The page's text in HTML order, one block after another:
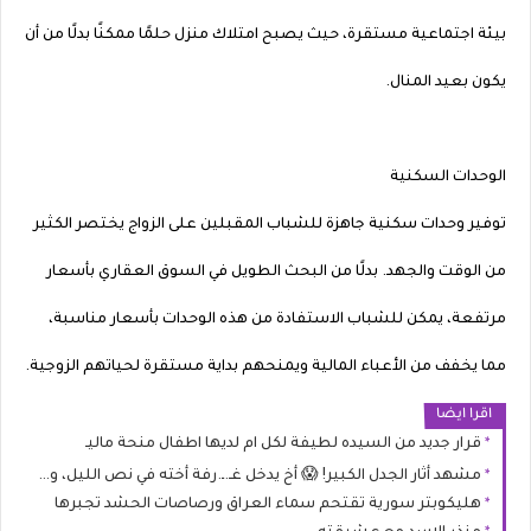
بيئة اجتماعية مستقرة، حيث يصبح امتلاك منزل حلمًا ممكنًا بدلًا من أن
يكون بعيد المنال.
الوحدات السكنية
توفير وحدات سكنية جاهزة للشباب المقبلين على الزواج يختصر الكثير
من الوقت والجهد. بدلًا من البحث الطويل في السوق العقاري بأسعار
مرتفعة، يمكن للشباب الاستفادة من هذه الوحدات بأسعار مناسبة،
مما يخفف من الأعباء المالية ويمنحهم بداية مستقرة لحياتهم الزوجية.
اقرا ايضا
قرار جديد من السيده لطيفة لكل ام لديها اطفال منحة ماليـ
مشهد أثار الجدل الكبير! 😱 أخ يدخل غـ.ـ.رفة أخته في نص الليل، وما يعرفوش إن اللايف شغال.. اللي حصل خلّى الناس في حالة من الذهول! 😮🔥
هليكوبتر سورية تقتحم سماء العراق ورصاصات الحشد تجبرها